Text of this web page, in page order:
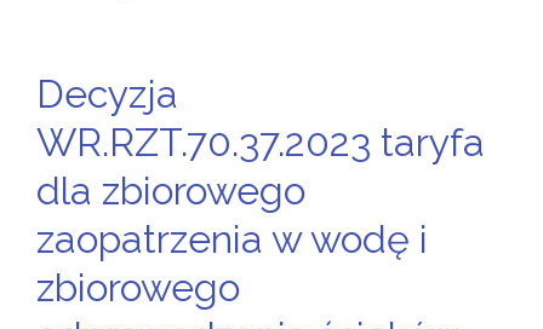
Decyzja
WR.RZT.70.37.2023 taryfa
dla zbiorowego
zaopatrzenia w wodę i
zbiorowego